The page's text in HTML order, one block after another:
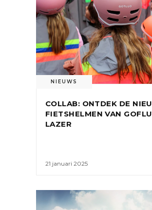
NIEUWS
COLLAB: ONTDEK DE
FIETSHELMEN VAN
LAZER
21 januari 2025